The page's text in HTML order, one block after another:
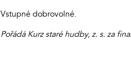
Vstupné dobrovolné.
Pořádá Kurz staré hudby, z. s. za